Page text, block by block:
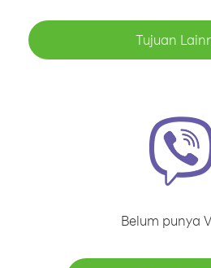
Tujuan
Belum punya